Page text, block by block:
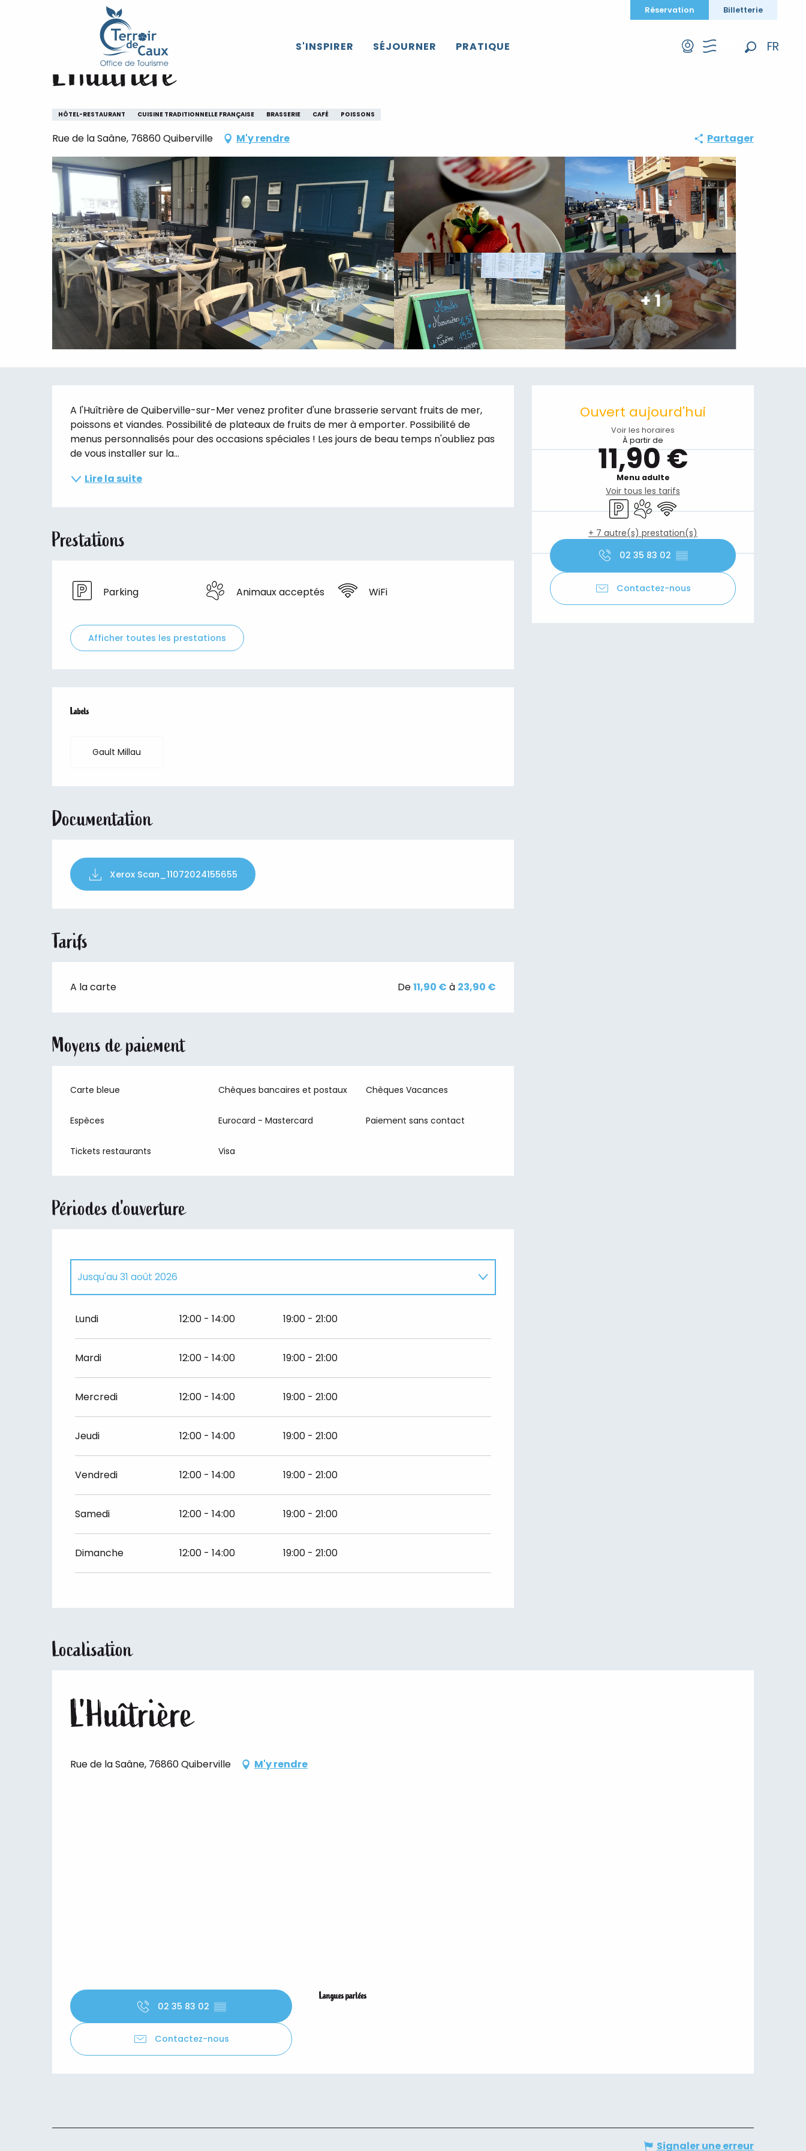
FR
Réservation Billetterie
S'INSPIRER SÉJOURNER PRATIQUE
L'Huîtrière
L'Huîtrière
HÔTEL-RESTAURANT CUISINE TRADITIONNELLE FRANÇAISE BRASSERIE CAFÉ POISSONS
Rue de la Saâne, 76860 Quiberville M'y rendre Partager
+ 1
Ouverture et coordonnées
Ouvert aujourd'hui
Voir les horaires
À partir de
11,90 €
Menu adulte
Voir tous les tarifs
ParkingAnimaux acceptés
WiFi
+ 7 autre(s) prestation(s)
02 35 83 02 ▒▒
Contactez-nous
Description
A l'Huîtrière de Quiberville-sur-Mer venez profiter d'une brasserie servant fruits de mer,
poissons et viandes. Possibilité de plateaux de fruits de mer à emporter. Possibilité de
menus personnalisés pour des occasions spéciales ! Les jours de beau temps n'oubliez pas
de vous installer sur la...
Lire la suite
Prestations
Parking Animaux acceptés WiFi
Afficher toutes les prestations
Offres de prestations
Labels
Labels
Gault Millau
Documentation
Xerox Scan_11072024155655
Tarifs
A la carte De11,90 € à 23,90 €
Moyens de paiement
Carte bleue Chèques bancaires et postaux Chèques Vacances
Espèces Eurocard - Mastercard Paiement sans contact
Tickets restaurants Visa
Périodes d'ouverture
1 avril 2026 30 juin 2026
Jusqu'au31 août 2026
Lundi 12:00 - 14:00 19:00 - 21:00
Mardi 12:00 - 14:00 19:00 - 21:00
Mercredi 12:00 - 14:00 19:00 - 21:00
Jeudi 12:00 - 14:00 19:00 - 21:00
Vendredi 12:00 - 14:00 19:00 - 21:00
Samedi 12:00 - 14:00 19:00 - 21:00
Dimanche 12:00 - 14:00 19:00 - 21:00
Localisation
L'Huîtrière
Rue de la Saâne, 76860 Quiberville M'y rendre
02 35 83 02 ▒▒
Contactez-nous
Langues parlées
Langues parlées
Signaler une erreur